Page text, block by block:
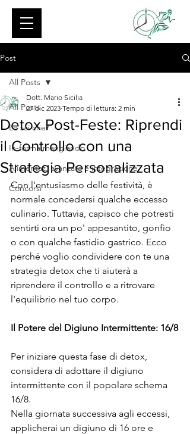
Post
All Posts
Lo sai che?
In-forma mangiando
Alimentaz. avanzata e integrazione
Concorsi
All Posts
Detox Post-Feste: Riprendi
il Controllo con una
Strategia Personalizzata
Dott. Mario Sicilia
27 dic 2023 Tempo di lettura: 2 min
Con l'entusiasmo delle festività, è
normale concedersi qualche eccesso
culinario. Tuttavia, capisco che potresti
sentirti ora un po' appesantito, gonfio
o con qualche fastidio gastrico. Ecco
perché voglio condividere con te una
strategia detox che ti aiuterà a
riprendere il controllo e a ritrovare
l'equilibrio nel tuo corpo.
Il Potere del Digiuno Intermittente: 16/8
Per iniziare questa fase di detox,
considera di adottare il digiuno
intermittente con il popolare schema
16/8.
Nella giornata successiva agli eccessi,
applicherai un digiuno di 16 ore e